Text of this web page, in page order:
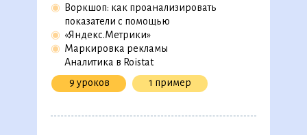
9 уроков 1 пример
Воркшоп: как проанализировать
показатели с помощью
«Яндекс.Метрики»
Маркировка рекламы
Аналитика в Roistat
◉
◉
◉
279 уроков, 54 видеолекции,
Программа обучения